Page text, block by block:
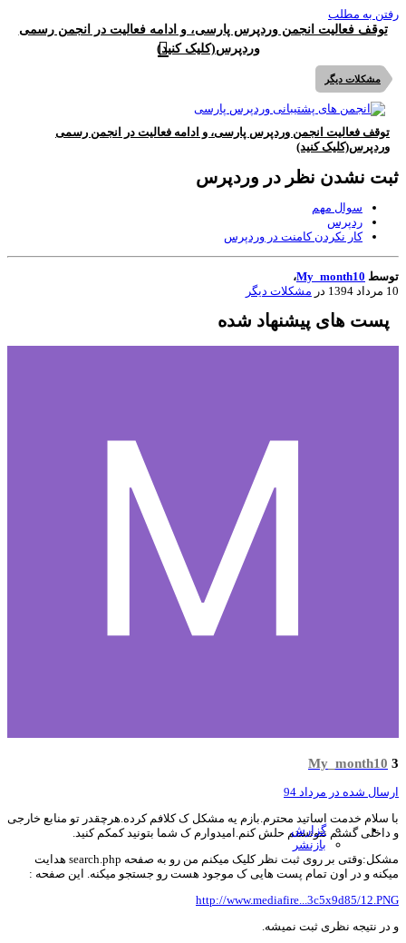
به مطلب
توقف فعالیت انجمن وردپرس پارسی، و ادامه فعالیت در انجمن رسمی
وردپرس(کلیک کنید)
مشکلات دیگر
توقف فعالیت انجمن وردپرس پارسی، و ادامه فعالیت در انجمن رسمی
وردپرس(کلیک کنید)
نشدن نظر در وردپرس
سوال مهم
ردپرس
کار نکردن کامنت در وردپرس
My_month10،
در مشکلات دیگر
پست های پیشنهاد شده
My_month10
شده در مرداد 94
گزارش
بازنشر
سلام خدمت اساتید محترم.بازم یه مشکل ک کلافم کرده.هرچقدر تو منابع خارجی
گشتم نتونستم حلش کنم.امیدوارم ک شما بتونید کمکم کنید.
مشکل:وقتی بر روی ثبت نظر کلیک میکنم من رو به صفحه search.php هدایت
و در اون تمام پست هایی ک موجود هست رو جستجو میکنه. این صفحه :
http://www.mediafire...3c5x9d85/
نتیجه نظری ثبت نمیشه.